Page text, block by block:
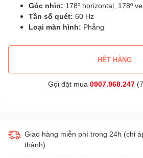
Góc nhìn: 178º horizontal, 178º
Tần số quét: 60 Hz
Loại màn hình: Phẳng
HẾT HÀNG
Gọi đặt mua 0907.968.247
Giao hàng miễn phí trong 24h (chỉ
thành)